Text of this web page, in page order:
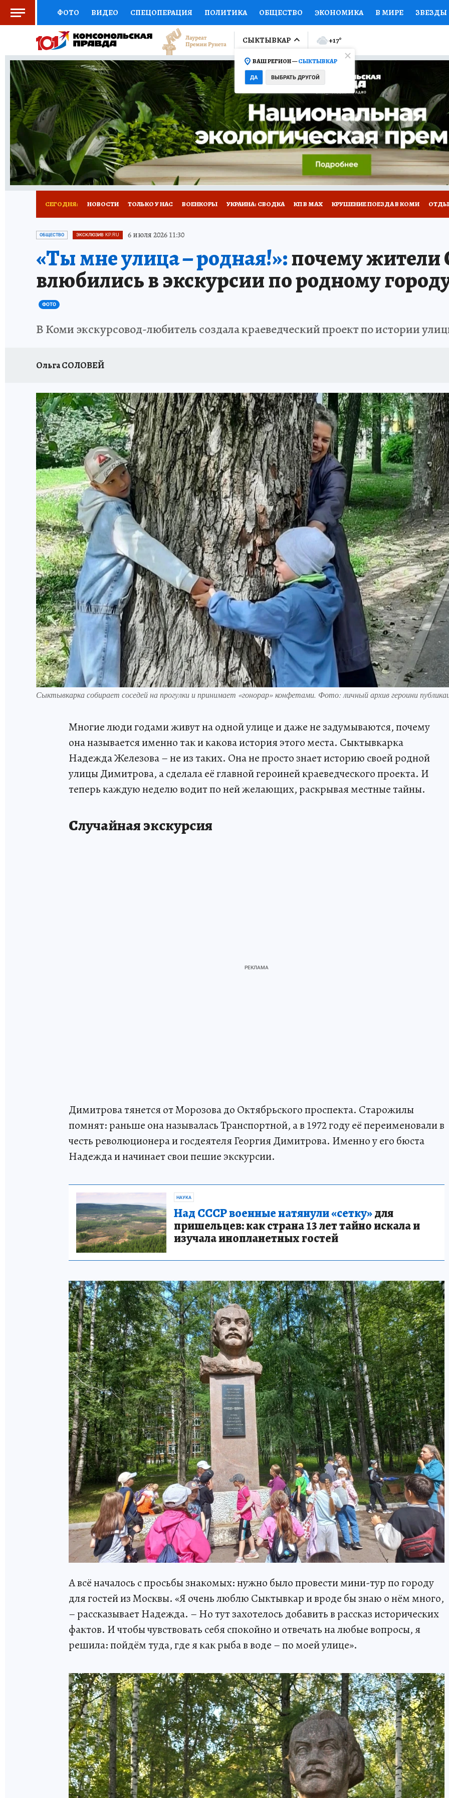
ФОТО ВИДЕО СПЕЦОПЕРАЦИЯ ПОЛИТИКА ОБЩЕСТВО ЭКОНОМИКА В МИРЕ ЗВЕЗДЫ
СОЦПОДДЕРЖКА НАУКА СПОРТ КОЛУМНИСТЫ ПРОИСШЕСТВИЯ
ВЫБОР ЭКСПЕРТОВ ДОКТОР ФИНАНСЫ ОТКРЫВАЕМ МИР Я ЗНАЮ СЕМЬЯ ЖЕНСКИЕ
КНИЖНАЯ ПОЛКА ПРОГНОЗЫ НА СПОРТ ПРОМОКОДЫ СЕРИАЛЫ СПЕЦПРОЕКТЫ
ПРЕСС-ЦЕНТР НЕДВИЖИМОСТЬ ТЕЛЕВИЗОР КОЛЛЕКЦИИ КОНКУРСЫ РАБОТА У НАС
РАДИО КП РЕКЛАМА ТЕСТЫ НОВОЕ НА САЙТЕ
СЫКТЫВКАР
ВАШ РЕГИОН —СЫКТЫВКАР
ДА ВЫБРАТЬ ДРУГОЙ
+17°
СЕГОДНЯ: НОВОСТИ ТОЛЬКО У НАС ВОЕНКОРЫ УКРАИНА: СВОДКА КП В МАХ КРУШЕНИЕ ПОЕЗДА В КОМИ
ПРОИСШЕСТВИЯ АФИША ИСПЫТАНО НА СЕБЕ
ОБЩЕСТВО ЭКСКЛЮЗИВ KP.RU 6 июля 2026 11:30
«Ты мне улица – родная!»:почему
влюбились в экскурсии по родному
ФОТО
В Коми экскурсовод-любитель создала краеведческий проект по истории
Ольга СОЛОВЕЙ
Сыктывкарка собирает соседей на прогулки и принимает «гонорар» конфетами. Фото: личный архив героини
Многие люди годами живут на одной улице и даже не задумываются, почему
она называется именно так и какова история этого места. Сыктывкарка
Надежда Железова – не из таких. Она не просто знает историю своей родной
улицы Димитрова, а сделала её главной героиней краеведческого проекта. И
теперь каждую неделю водит по ней желающих, раскрывая местные тайны.
Случайная экскурсия
Димитрова тянется от Морозова до Октябрьского проспекта. Старожилы
помнят: раньше она называлась Транспортной, а в 1972 году её переименовали в
честь революционера и госдеятеля Георгия Димитрова. Именно у его бюста
Надежда и начинает свои пешие экскурсии.
НАУКА
Над СССР военные натянули «сетку»для
пришельцев: как страна 13 лет тайно искала и
изучала инопланетных гостей
А всё началось с просьбы знакомых: нужно было провести мини-тур по городу
для гостей из Москвы. «Я очень люблю Сыктывкар и вроде бы знаю о нём много,
– рассказывает Надежда. – Но тут захотелось добавить в рассказ исторических
фактов. И чтобы чувствовать себя спокойно и отвечать на любые вопросы, я
решила: пойдём туда, где я как рыба в воде – по моей улице».